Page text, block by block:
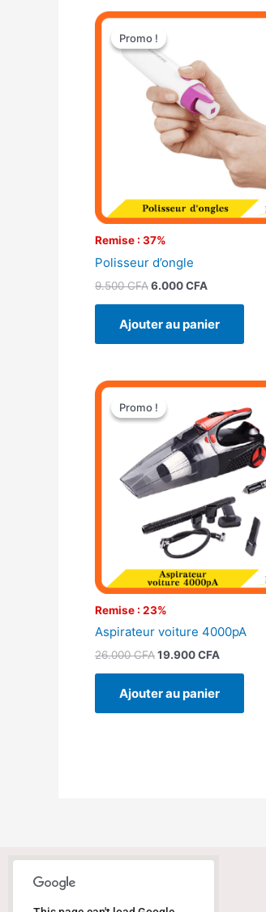
Promo !
Remise : 37%
Promo !
Polisseur d’ongle
9.500CFA
Le
initial
était :
9.500 CFA.
6.000CFA
Le
6.000 CFA.
Ajouter au panier
Promo !
Remise : 23%
Promo !
Aspirateur voiture 4000pA
26.000CFA
Le
initial
était :
26.000 CFA.
19.900CFA
Le
actuel
est :
19.900
Ajouter au panier